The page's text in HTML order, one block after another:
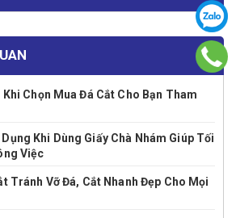
Chọn Mua Đá Cắt Cho Bạn Tham
Khi Dùng Giấy Chà Nhám Giúp Tối
Việc
Tránh Vỡ Đá, Cắt Nhanh Đẹp Cho Mọi